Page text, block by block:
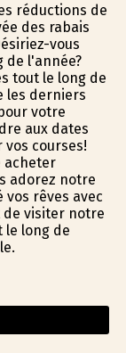
réductions de
des rabais
vous
de l'année?
tout le long de
les derniers
votre
aux dates
courses!
acheter
adorez notre
rêves avec
de visiter notre
le long de